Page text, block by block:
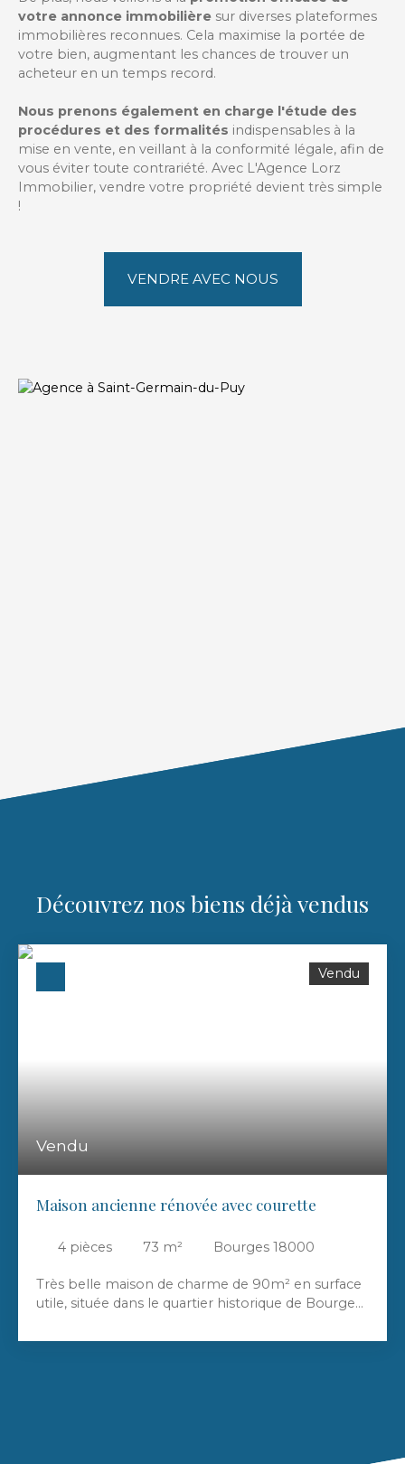
votre annonce immobilière sur diverses plateformes
immobilières reconnues. Cela maximise la portée de
votre bien, augmentant les chances de trouver un
acheteur en un temps record.
Nous prenons également en charge l'étude des
procédures et des formalités indispensables à la
mise en vente, en veillant à la conformité légale, afin de
vous éviter toute contrariété. Avec L'Agence Lorz
Immobilier, vendre votre propriété devient très simple
!
VENDRE AVEC NOUS
Découvrez nos biens déjà vendus
Vendu
Vendu
Maison ancienne rénovée avec courette
4 pièces 73 m² Bourges 18000
Très belle maison de charme de 90m² en surface
utile, située dans le quartier historique de Bourges,
jardins de l'Archevêché, sur trois niveaux de 28m²